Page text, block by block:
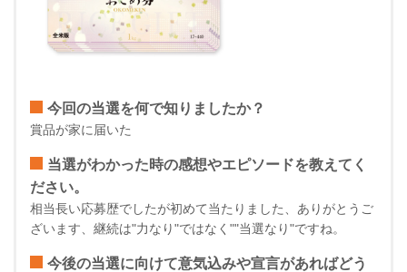
今回の当選を何で知りましたか？
賞品が家に届いた
当選がわかった時の感想やエピソードを教えてく
ださい。
相当長い応募歴でしたが初めて当たりました、ありがとうご
ざいます、継続は"力なり"ではなく""当選なり"ですね。
今後の当選に向けて意気込みや宣言があればどう